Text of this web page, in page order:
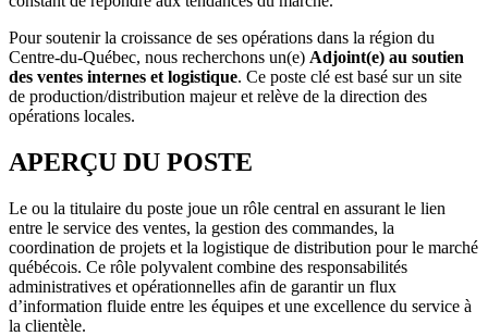
Pour soutenir la croissance de ses opérations dans la région du
Centre-du-Québec, nous recherchons un(e) Adjoint(e) au soutien
des ventes internes et logistique. Ce poste clé est basé sur un site
de production/distribution majeur et relève de la direction des
opérations locales.
APERÇU DU POSTE
Le ou la titulaire du poste joue un rôle central en assurant le lien
entre le service des ventes, la gestion des commandes, la
coordination de projets et la logistique de distribution pour le marché
québécois. Ce rôle polyvalent combine des responsabilités
administratives et opérationnelles afin de garantir un flux
d’information fluide entre les équipes et une excellence du service à
la clientèle.